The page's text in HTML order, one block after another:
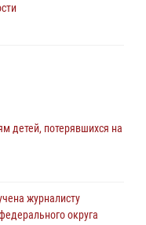
память генерала
напомнил гражданам о
детей, потерявшихся на
журналисту
округа